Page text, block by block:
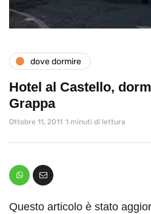
dove dormire
Hotel al Castello,
Grappa
Ottobre 11, 2011 1 minuti di lettura
Questo articolo è stato